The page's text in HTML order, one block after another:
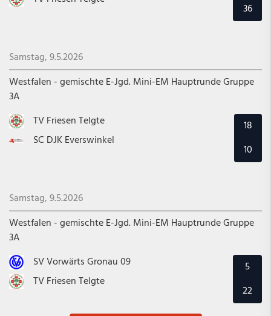
36
Samstag, 9.5.2026
Westfalen - gemischte E-Jgd. Mini-EM Hauptrunde Gruppe
3A
TV Friesen Telgte
SC DJK Everswinkel
18
10
Samstag, 9.5.2026
Westfalen - gemischte E-Jgd. Mini-EM Hauptrunde Gruppe
3A
SV Vorwärts Gronau 09
TV Friesen Telgte
5
22